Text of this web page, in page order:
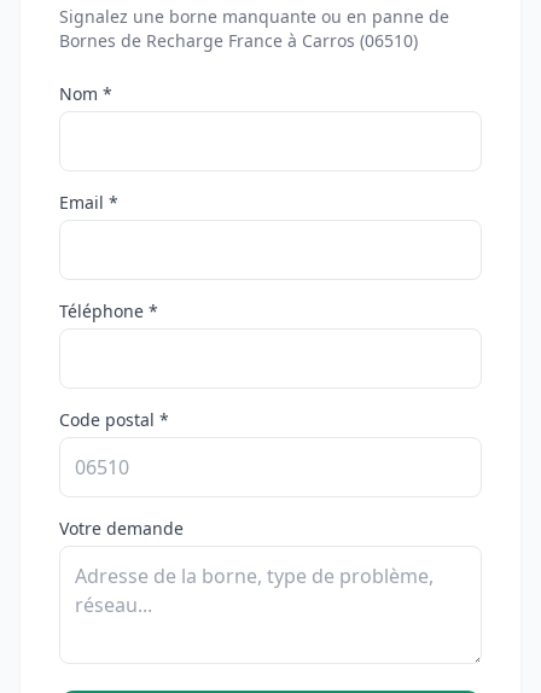
Signalez une borne manquante ou en panne de
Bornes de Recharge France à Carros (06510)
Nom *
Email *
Téléphone *
Code postal *
Votre demande